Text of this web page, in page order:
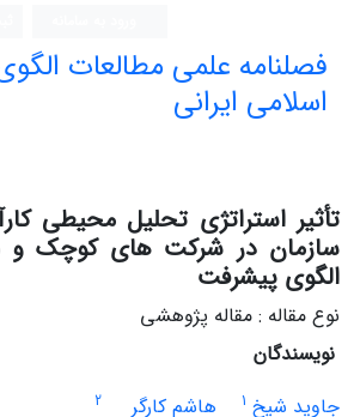
فصلنامه علمی مطالعات
اسلامی ایرانی
تأثیر استراتژی تحلیل محیطی
سازمان در شرکت های کوچک و
الگوی پیشرفت
نوع مقاله : مقاله پژوهشی
نویسندگان
جاوید شیخ 1 هاشم کارگر
2